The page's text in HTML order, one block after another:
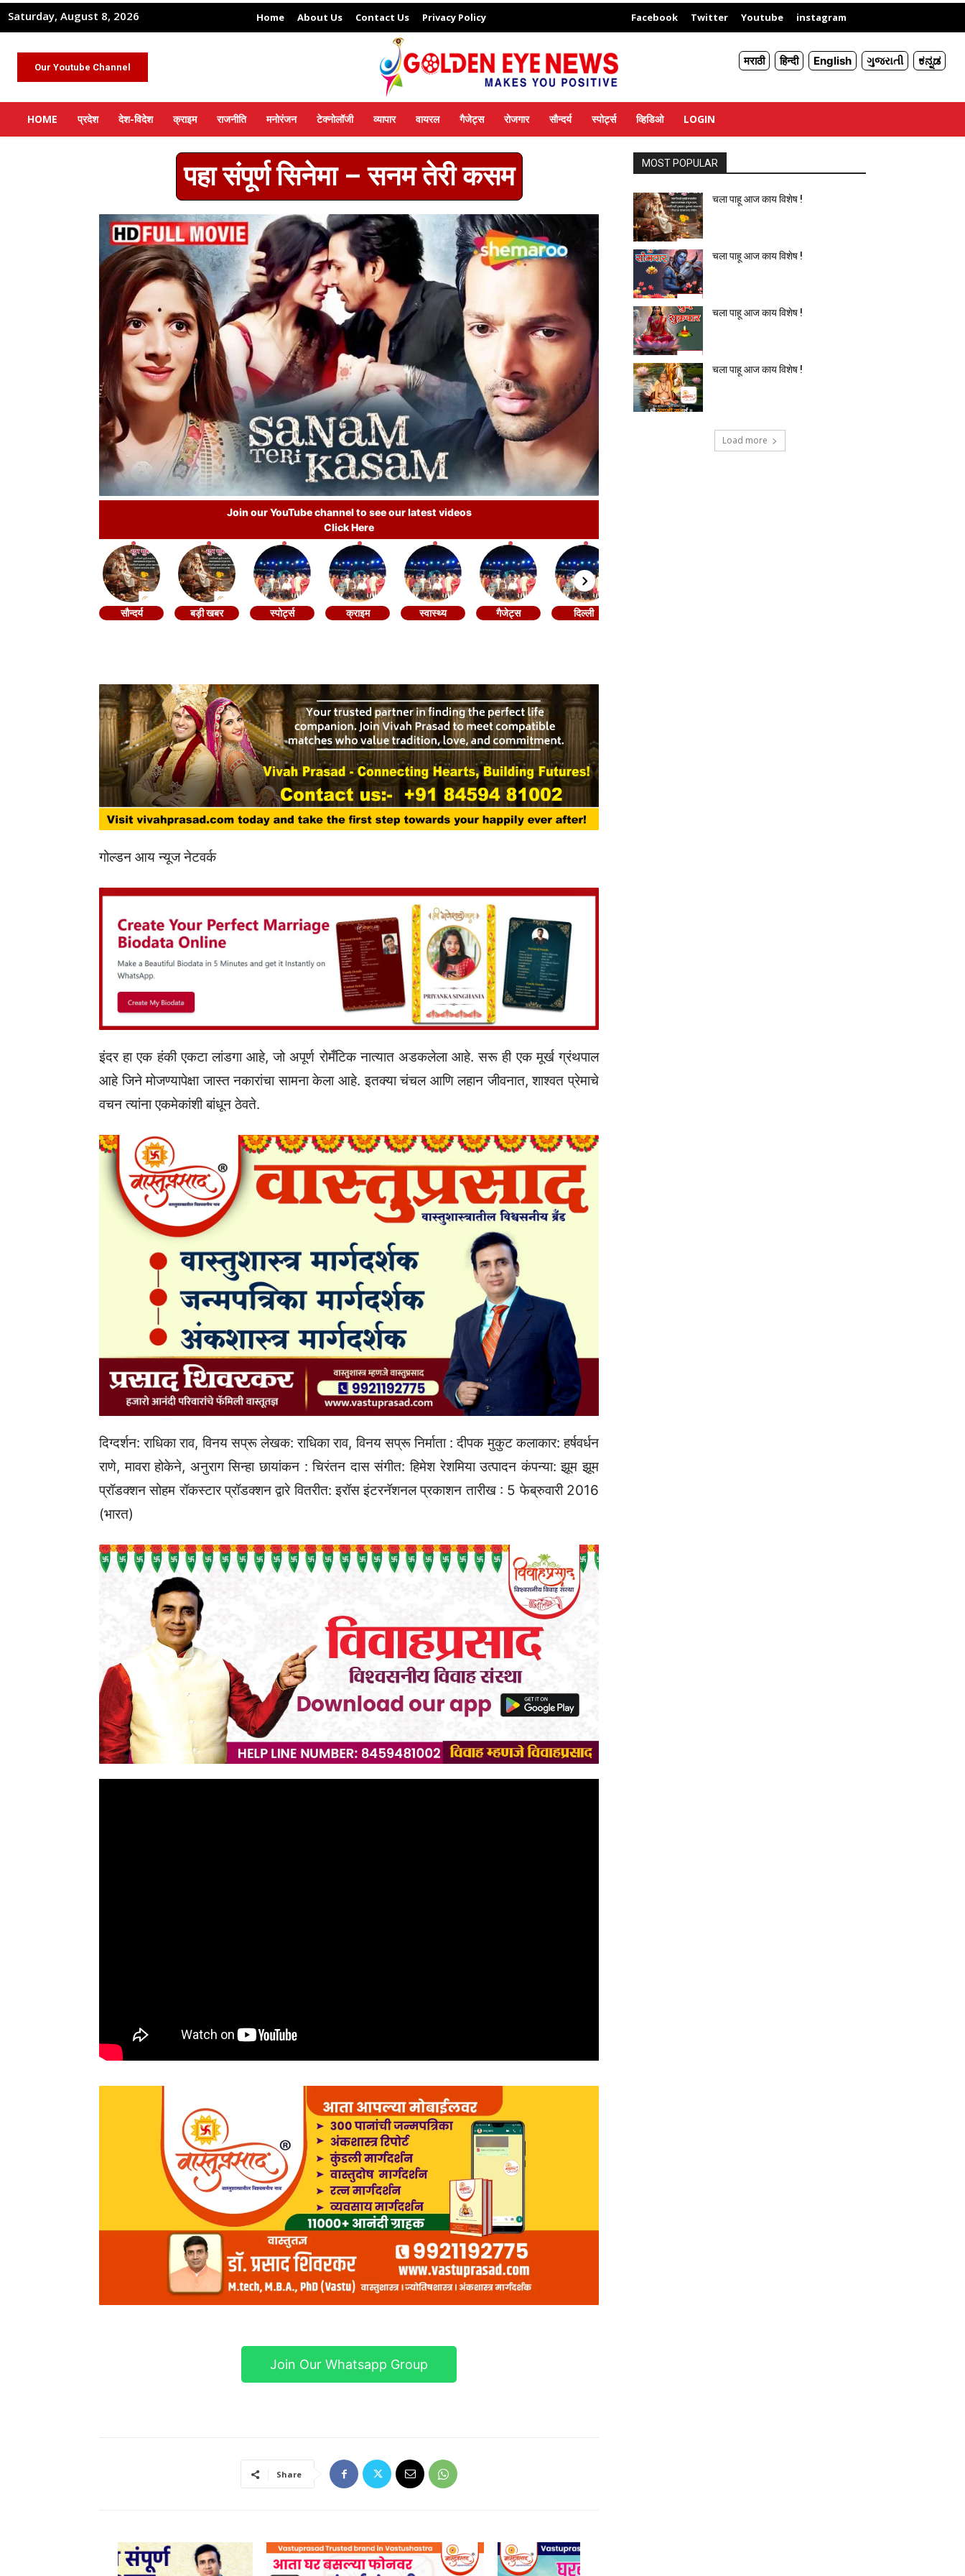
Saturday, August 8, 2026 Home About Us Contact Us Privacy Policy Facebook Twitter Youtube instagram
Our Youtube Channel मराठी हिन्दी English ગુજરાતી ಕನ್ನಡ
HOME प्रदेश देश-विदेश क्राइम राजनीति मनोरंजन टेक्नोलॉजी व्यापार वायरल गैजेट्स रोजगार सौन्दर्य स्पोर्ट्स व्हिडिओ LOGIN
पहा संपूर्ण सिनेमा – सनम तेरी कसम
Join our YouTube channel to see our latest videos
Click Here
सौन्दर्य बड़ी खबर स्पोर्ट्स क्राइम स्वास्थ्य गैजेट्स दिल्ली
गोल्डन आय न्यूज नेटवर्क
इंदर हा एक हंकी एकटा लांडगा आहे, जो अपूर्ण रोमँटिक नात्यात अडकलेला आहे. सरू ही एक मूर्ख ग्रंथपाल
आहे जिने मोजण्यापेक्षा जास्त नकारांचा सामना केला आहे. इतक्या चंचल आणि लहान जीवनात, शाश्वत प्रेमाचे
वचन त्यांना एकमेकांशी बांधून ठेवते.
दिग्दर्शन: राधिका राव, विनय सप्रू लेखक: राधिका राव, विनय सप्रू निर्माता : दीपक मुकुट कलाकार: हर्षवर्धन
राणे, मावरा होकेने, अनुराग सिन्हा छायांकन : चिरंतन दास संगीत: हिमेश रेशमिया उत्पादन कंपन्या: झूम झूम
प्रॉडक्शन सोहम रॉकस्टार प्रॉडक्शन द्वारे वितरीत: इरॉस इंटरनॅशनल प्रकाशन तारीख : 5 फेब्रुवारी 2016
(भारत)
Join Our Whatsapp Group
Share
MOST POPULAR
चला पाहू आज काय विशेष !
चला पाहू आज काय विशेष !
चला पाहू आज काय विशेष !
चला पाहू आज काय विशेष !
Load more